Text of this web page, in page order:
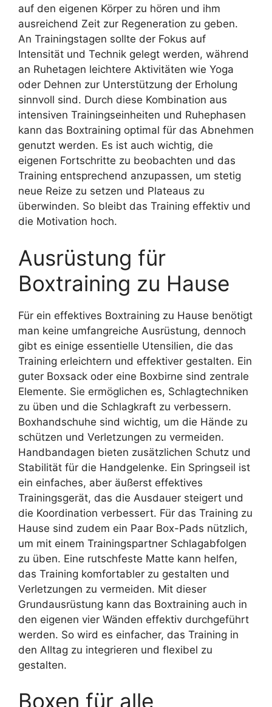
auf den eigenen Körper zu hören und ihm
ausreichend Zeit zur Regeneration zu geben.
An Trainingstagen sollte der Fokus auf
Intensität und Technik gelegt werden, während
an Ruhetagen leichtere Aktivitäten wie Yoga
oder Dehnen zur Unterstützung der Erholung
sinnvoll sind. Durch diese Kombination aus
intensiven Trainingseinheiten und Ruhephasen
kann das Boxtraining optimal für das Abnehmen
genutzt werden. Es ist auch wichtig, die
eigenen Fortschritte zu beobachten und das
Training entsprechend anzupassen, um stetig
neue Reize zu setzen und Plateaus zu
überwinden. So bleibt das Training effektiv und
die Motivation hoch.
Ausrüstung für
Boxtraining zu Hause
Für ein effektives Boxtraining zu Hause benötigt
man keine umfangreiche Ausrüstung, dennoch
gibt es einige essentielle Utensilien, die das
Training erleichtern und effektiver gestalten. Ein
guter Boxsack oder eine Boxbirne sind zentrale
Elemente. Sie ermöglichen es, Schlagtechniken
zu üben und die Schlagkraft zu verbessern.
Boxhandschuhe sind wichtig, um die Hände zu
schützen und Verletzungen zu vermeiden.
Handbandagen bieten zusätzlichen Schutz und
Stabilität für die Handgelenke. Ein Springseil ist
ein einfaches, aber äußerst effektives
Trainingsgerät, das die Ausdauer steigert und
die Koordination verbessert. Für das Training zu
Hause sind zudem ein Paar Box-Pads nützlich,
um mit einem Trainingspartner Schlagabfolgen
zu üben. Eine rutschfeste Matte kann helfen,
das Training komfortabler zu gestalten und
Verletzungen zu vermeiden. Mit dieser
Grundausrüstung kann das Boxtraining auch in
den eigenen vier Wänden effektiv durchgeführt
werden. So wird es einfacher, das Training in
den Alltag zu integrieren und flexibel zu
gestalten.
Boxen für alle